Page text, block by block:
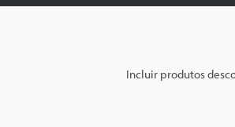
Incluir produtos